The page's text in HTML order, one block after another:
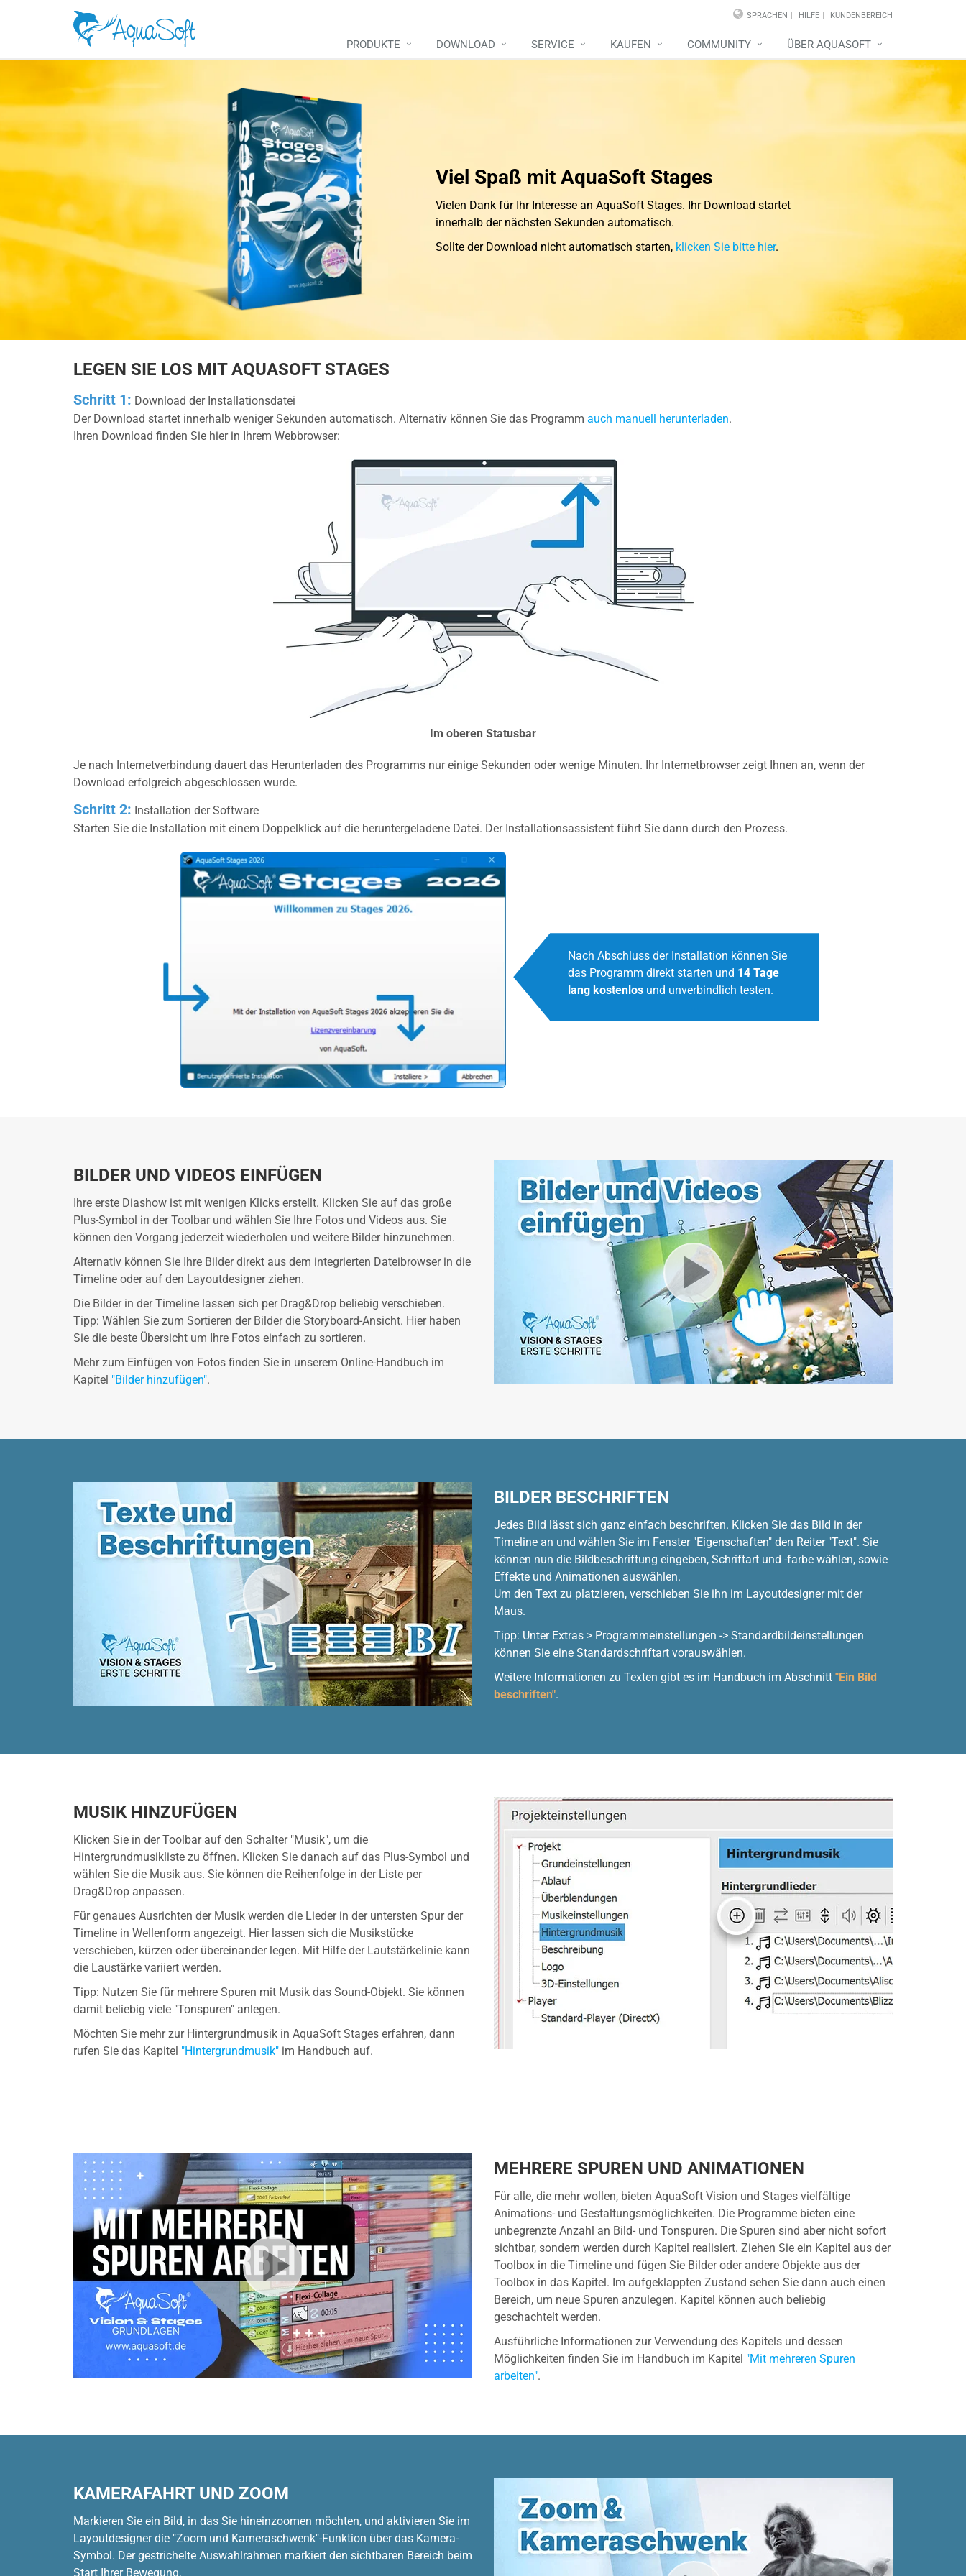
SPRACHEN HILFE KUNDENBEREICH
PRODUKTE DOWNLOAD SERVICE KAUFEN COMMUNITY ÜBER AQUASOFT
Viel Spaß mit AquaSoft Stages
Vielen Dank für Ihr Interesse an AquaSoft Stages. Ihr Download startet
innerhalb der nächsten Sekunden automatisch.
Sollte der Download nicht automatisch starten, klicken Sie bitte hier.
LEGEN SIE LOS MIT AQUASOFT STAGES
Schritt 1: Download der Installationsdatei
Der Download startet innerhalb weniger Sekunden automatisch. Alternativ können Sie das Programm auch manuell herunterladen.
Ihren Download finden Sie hier in Ihrem Webbrowser:
Im oberen Statusbar
Je nach Internetverbindung dauert das Herunterladen des Programms nur einige Sekunden oder wenige Minuten. Ihr Internetbrowser zeigt Ihnen an, wenn der
Download erfolgreich abgeschlossen wurde.
Schritt 2: Installation der Software
Starten Sie die Installation mit einem Doppelklick auf die heruntergeladene Datei. Der Installationsassistent führt Sie dann durch den Prozess.
Nach Abschluss der Installation können Sie
das Programm direkt starten und 14 Tage
lang kostenlosund unverbindlich testen.
BILDER UND VIDEOS EINFÜGEN
Ihre erste Diashow ist mit wenigen Klicks erstellt. Klicken Sie auf das große
Plus-Symbol in der Toolbar und wählen Sie Ihre Fotos und Videos aus. Sie
können den Vorgang jederzeit wiederholen und weitere Bilder hinzunehmen.
Alternativ können Sie Ihre Bilder direkt aus dem integrierten Dateibrowser in die
Timeline oder auf den Layoutdesigner ziehen.
Die Bilder in der Timeline lassen sich per Drag&Drop beliebig verschieben.
Tipp: Wählen Sie zum Sortieren der Bilder die Storyboard-Ansicht. Hier haben
Sie die beste Übersicht um Ihre Fotos einfach zu sortieren.
Mehr zum Einfügen von Fotos finden Sie in unserem Online-Handbuch im
Kapitel "Bilder hinzufügen".
BILDER BESCHRIFTEN
Jedes Bild lässt sich ganz einfach beschriften. Klicken Sie das Bild in der
Timeline an und wählen Sie im Fenster "Eigenschaften" den Reiter "Text". Sie
können nun die Bildbeschriftung eingeben, Schriftart und -farbe wählen, sowie
Effekte und Animationen auswählen.
Um den Text zu platzieren, verschieben Sie ihn im Layoutdesigner mit der
Maus.
Tipp: Unter Extras > Programmeinstellungen -> Standardbildeinstellungen
können Sie eine Standardschriftart vorauswählen.
Weitere Informationen zu Texten gibt es im Handbuch im Abschnitt "Ein Bild
beschriften".
MUSIK HINZUFÜGEN
Klicken Sie in der Toolbar auf den Schalter "Musik", um die
Hintergrundmusikliste zu öffnen. Klicken Sie danach auf das Plus-Symbol und
wählen Sie die Musik aus. Sie können die Reihenfolge in der Liste per
Drag&Drop anpassen.
Für genaues Ausrichten der Musik werden die Lieder in der untersten Spur der
Timeline in Wellenform angezeigt. Hier lassen sich die Musikstücke
verschieben, kürzen oder übereinander legen. Mit Hilfe der Lautstärkelinie kann
die Laustärke variiert werden.
Tipp: Nutzen Sie für mehrere Spuren mit Musik das Sound-Objekt. Sie können
damit beliebig viele "Tonspuren" anlegen.
Möchten Sie mehr zur Hintergrundmusik in AquaSoft Stages erfahren, dann
rufen Sie das Kapitel "Hintergrundmusik" im Handbuch auf.
MEHRERE SPUREN UND ANIMATIONEN
Für alle, die mehr wollen, bieten AquaSoft Vision und Stages vielfältige
Animations- und Gestaltungsmöglichkeiten. Die Programme bieten eine
unbegrenzte Anzahl an Bild- und Tonspuren. Die Spuren sind aber nicht sofort
sichtbar, sondern werden durch Kapitel realisiert. Ziehen Sie ein Kapitel aus der
Toolbox in die Timeline und fügen Sie Bilder oder andere Objekte aus der
Toolbox in das Kapitel. Im aufgeklappten Zustand sehen Sie dann auch einen
Bereich, um neue Spuren anzulegen. Kapitel können auch beliebig
geschachtelt werden.
Ausführliche Informationen zur Verwendung des Kapitels und dessen
Möglichkeiten finden Sie im Handbuch im Kapitel "Mit mehreren Spuren
arbeiten".
KAMERAFAHRT UND ZOOM
Markieren Sie ein Bild, in das Sie hineinzoomen möchten, und aktivieren Sie im
Layoutdesigner die "Zoom und Kameraschwenk"-Funktion über das Kamera-
Symbol. Der gestrichelte Auswahlrahmen markiert den sichtbaren Bereich beim
Start Ihrer Bewegung.